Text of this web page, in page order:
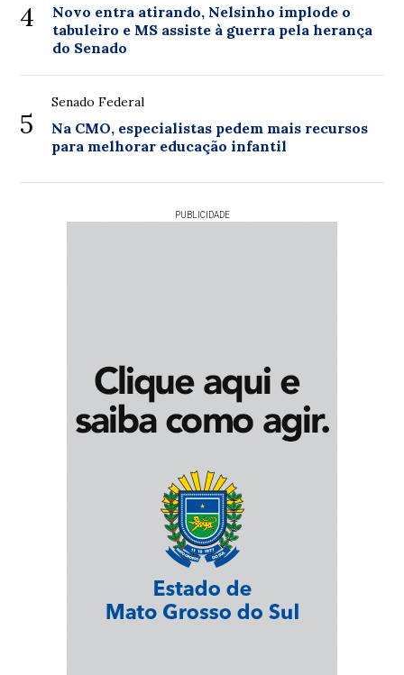
4
Novo entra atirando, Nelsinho implode o
tabuleiro e MS assiste à guerra pela herança
do Senado
5
Senado Federal
Na CMO, especialistas pedem mais recursos
para melhorar educação infantil
PUBLICIDADE